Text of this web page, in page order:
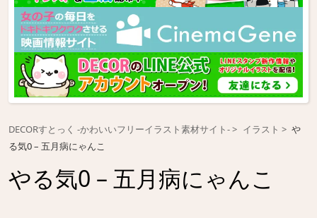
DECORすとっく -かわいいフリーイラスト素材サイト- イラスト
や
る気0 – 五月病にゃんこ
やる気0 – 五月病にゃんこ